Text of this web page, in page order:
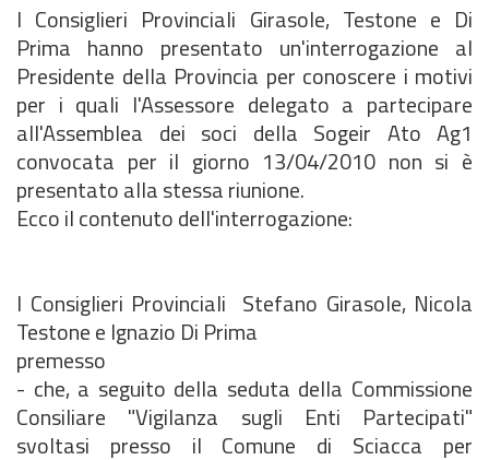
I Consiglieri Provinciali Girasole, Testone e Di
Prima hanno presentato un'interrogazione al
Presidente della Provincia per conoscere i motivi
per i quali l'Assessore delegato a partecipare
all'Assemblea dei soci della Sogeir Ato Ag1
convocata per il giorno 13/04/2010 non si è
presentato alla stessa riunione.
Ecco il contenuto dell'interrogazione:
I Consiglieri Provinciali Stefano Girasole, Nicola
Testone e Ignazio Di Prima
premesso
- che, a seguito della seduta della Commissione
Consiliare "Vigilanza sugli Enti Partecipati"
svoltasi presso il Comune di Sciacca per